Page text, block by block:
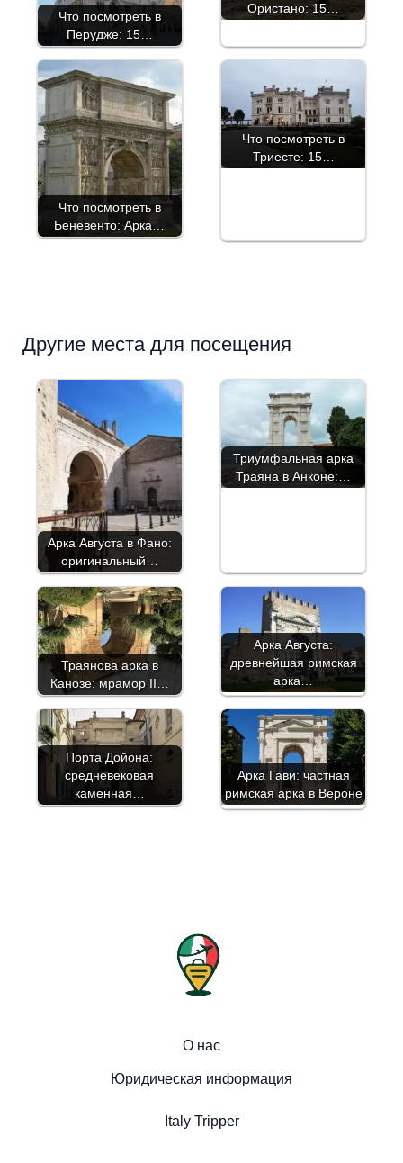
Что посмотреть в
Перудже: 15…
Ористано: 15…
Что посмотреть в
Беневенто: Арка…
Что посмотреть в
Триесте: 15…
Другие места для посещения
Арка Августа в Фано:
оригинальный…
Триумфальная арка
Траяна в Анконе:…
Траянова арка в
Канозе: мрамор II…
Арка Августа:
древнейшая римская
арка…
Порта Дойона:
средневековая
каменная…
Арка Гави: частная
римская арка в Вероне
О нас
Юридическая информация
Italy Tripper